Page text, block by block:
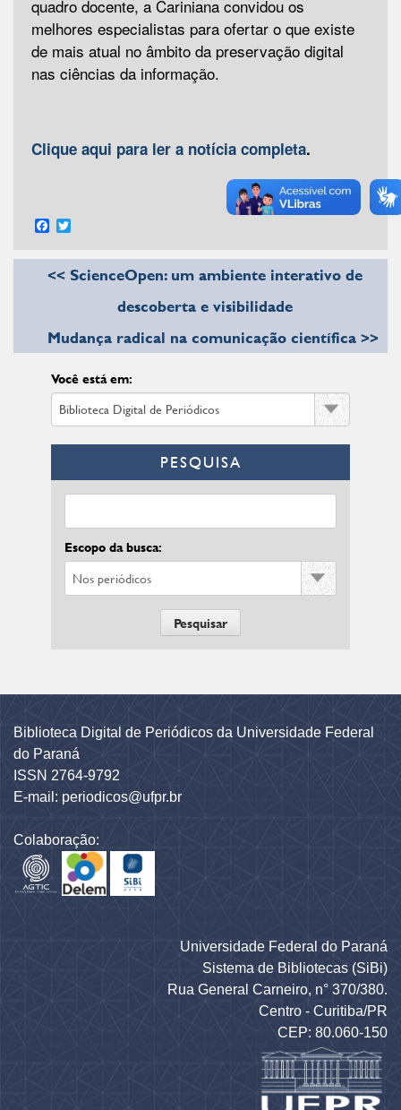
quadro docente, a Cariniana convidou os
melhores especialistas para ofertar o que existe
de mais atual no âmbito da preservação digital
nas ciências da informação.
Clique aqui para ler a notícia completa.
Facebook
<< ScienceOpen: um ambiente interativo de
descoberta e visibilidade
Mudança radical na comunicação científica >>
Você está em:
PESQUISA
Escopo da busca:
Biblioteca Digital de Periódicos da Universidade Federal
do Paraná
ISSN 2764-9792
E-mail: periodicos@ufpr.br
Colaboração:
Universidade Federal do Paraná
Sistema de Bibliotecas (SiBi)
Rua General Carneiro, n° 370/380.
Centro - Curitiba/PR
CEP: 80.060-150